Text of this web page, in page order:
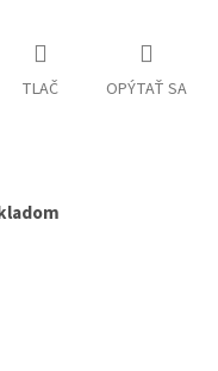
TLAČ OPÝTAŤ SA